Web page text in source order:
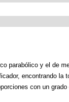
parabólico y el de
encontrando la
con un grado